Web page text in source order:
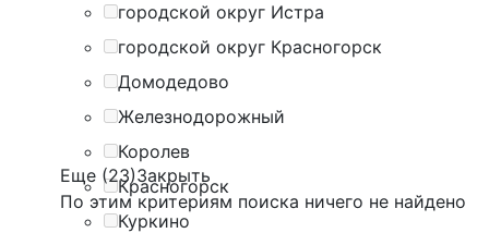
городской округ Истра
городской округ Красногорск
Домодедово
Железнодорожный
Королев
Красногорск
Куркино
Еще (23)Закрыть
По этим критериям поиска ничего не найдено